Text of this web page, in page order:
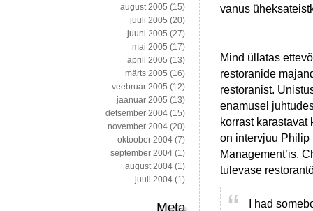
vanus
Mind üllatas
restoranide
restoranist.
enamusel
korrast
on intervjuu Philip
Management’is,
tulevase
I had
august 2005 (15)
juuli 2005 (20)
juuni 2005 (27)
mai 2005 (17)
aprill 2005 (13)
märts 2005 (16)
veebruar 2005 (12)
jaanuar 2005 (13)
detsember 2004 (15)
november 2004 (20)
oktoober 2004 (7)
september 2004 (1)
august 2004 (1)
juuli 2004 (1)
Meta